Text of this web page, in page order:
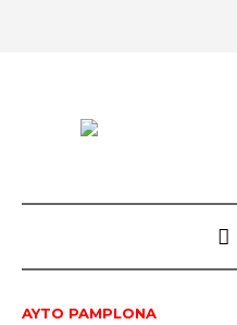
AYTO PAMPLONA